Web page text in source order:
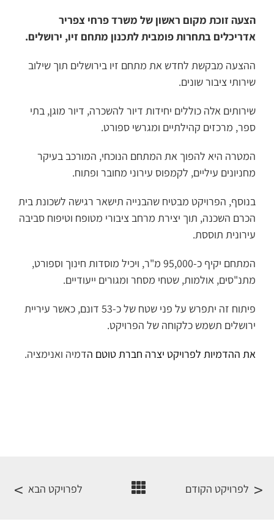
הצעה זוכת מקום ראשון של משרד פרחי צפריר
אדריכלים בתחרות פומבית לתכנון מתחם זיו, ירושלים.
ההצעה מבקשת לחדש את מתחם זיו בירושלים תוך שילוב
שירותי ציבור שונים.
שירותים אלה כוללים יחידות דיור להשכרה, דיור מוגן, בתי
ספר, מרכזים קהילתיים ומגרשי ספורט.
המטרה היא להפוך את המתחם הנוכחי, המורכב בעיקר
מחניונים עיליים, לקמפוס עירוני מחובר ופתוח.
בנוסף, הפרויקט מבטיח שהבנייה תישאר רגישה לשכונת בית
הכרם השכנה, תוך יצירת מרחב ציבורי מטופח וטיפוח סביבה
עירונית תוססת.
המתחם יקיף כ-95,000 מ"ר, ויכיל מוסדות חינוך וספורט,
מתנ"סים, אולמות, שטחי מסחר ומגורים ייעודיים.
פיתוח זה יתפרש על פני שטח של כ-53 דונם, כאשר עיריית
ירושלים תשמש כלקוחה של הפרויקט.
את ההדמיות לפרויקט יצרה חברת טוטם הדמיה ואנימציה.
לפרויקט הקודם לפרויקט הבא